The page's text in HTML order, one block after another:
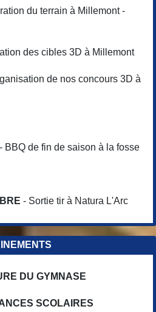
du terrain à Millemont -
des cibles 3D à Millemont
de nos concours 3D à
- BBQ de fin de saison à la fosse
- Sortie tir à Natura L'Arc
DU GYMNASE
SCOLAIRES